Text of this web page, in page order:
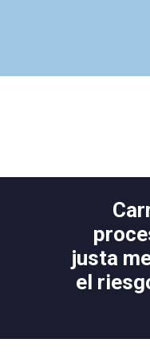
justa
el
Cuadro